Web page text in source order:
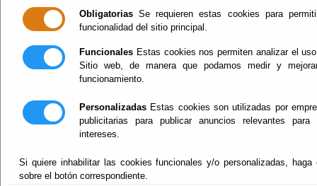
Obligatorias Se requieren estas cookies para
funcionalidad del sitio principal.
Funcionales Estas cookies nos permiten analizar el
Sitio web, de manera que podamos medir y
funcionamiento.
Personalizadas Estas cookies son utilizadas por
publicitarias para publicar anuncios relevantes para
intereses.
Si quiere inhabilitar las cookies funcionales y/o personalizadas, haga
sobre el botón correspondiente.
Inicio -Archivo Biblioteca - Presentación
Presentación
Datos de contacto:
Archivo General Diputación Provincial: Carretera del
Mamí s/n 04120 La Cañada de San Urbano, Almería.
e-mail:archivo@dipalme.org